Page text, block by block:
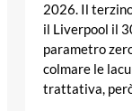
2026. Il
il Liverpool il
parametro
colmare le
trattativa,